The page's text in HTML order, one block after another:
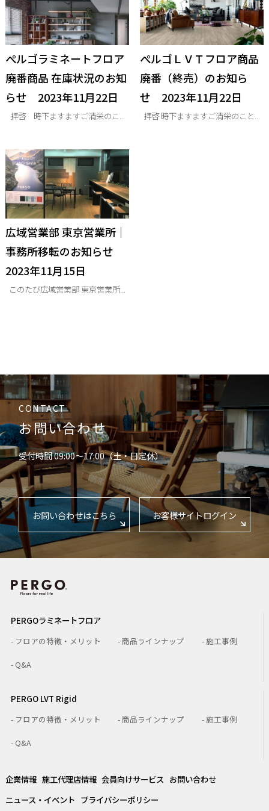
ぺルゴラミネートフロア
廃番商品 在庫状況のお知
らせ 2023年11月22日
拝啓 時下ますますご清栄のこ...
ぺルゴＬＶＴフロア商品
廃番（終売）のお知ら
せ 2023年11月22日
拝啓 時下ますますご清栄のこと...
広域営業部 東京営業所｜
事務所移転のお知らせ
2023年11月15日
このたび広域営業部 東京営業所...
CONTACT
お問い合わせ
受付時間 09:00〜17:00（土・日定休）
お問い合わせはこちら お客様サイトログイン
PERGOラミネートフロア
- フロアの特徴・メリット - 商品ラインナップ - 施工事例
- Q&A
PERGO LVT Rigid
- フロアの特徴・メリット - 商品ラインナップ - 施工事例
- Q&A
企業情報 施工代理店情報 会員向けサービス お問い合わせ
ニュース・イベント プライバシーポリシー